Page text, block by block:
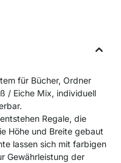
für Bücher, Ordner
/ Eiche Mix, individuell
Regale, die
Höhe und Breite gebaut
lassen sich mit farbigen
Gewährleistung der